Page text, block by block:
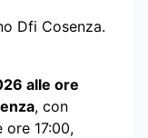
Dfi Cosenza.
alle ore
, con
17:00,